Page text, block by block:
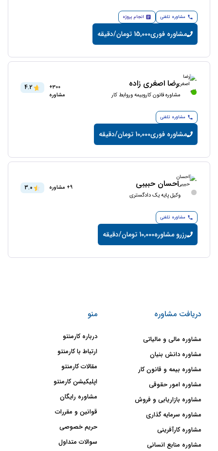
مشاوره تلفنی انجام پروژه
مشاوره فوری15,000 تومان/دقیقه
رضا اصغری زاده
مشاوره قانون کاروبیمه وروابط کار
300+
مشاوره
4.2
مشاوره تلفنی
مشاوره فوری10,000 تومان/دقیقه
احسان حبیبی
وکیل پایه یک دادگستری
9+ مشاوره 3.0
مشاوره تلفنی
رزرو مشاوره10,000 تومان/دقیقه
دریافت مشاوره
مشاوره مالی و مالیاتی
مشاوره دانش بنیان
مشاوره بیمه و قانون کار
مشاوره امور حقوقی
مشاوره بازاریابی و فروش
مشاوره سرمایه گذاری
مشاوره کارآفرینی
مشاوره منابع انسانی
منو
درباره کارمنتو
ارتباط با کارمنتو
مقالات کارمنتو
اپلیکیشن کارمنتو
مشاوره رایگان
قوانین و مقررات
حریم خصوصی
سوالات متداول